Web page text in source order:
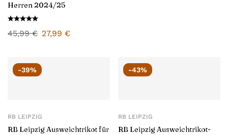
Herren 2024/25
45,99€ 27,99 €
-39%
RB LEIPZIG
RB Leipzig Ausweichtrikot für
-43%
RB LEIPZIG
RB Leipzig Ausweichtrikot-